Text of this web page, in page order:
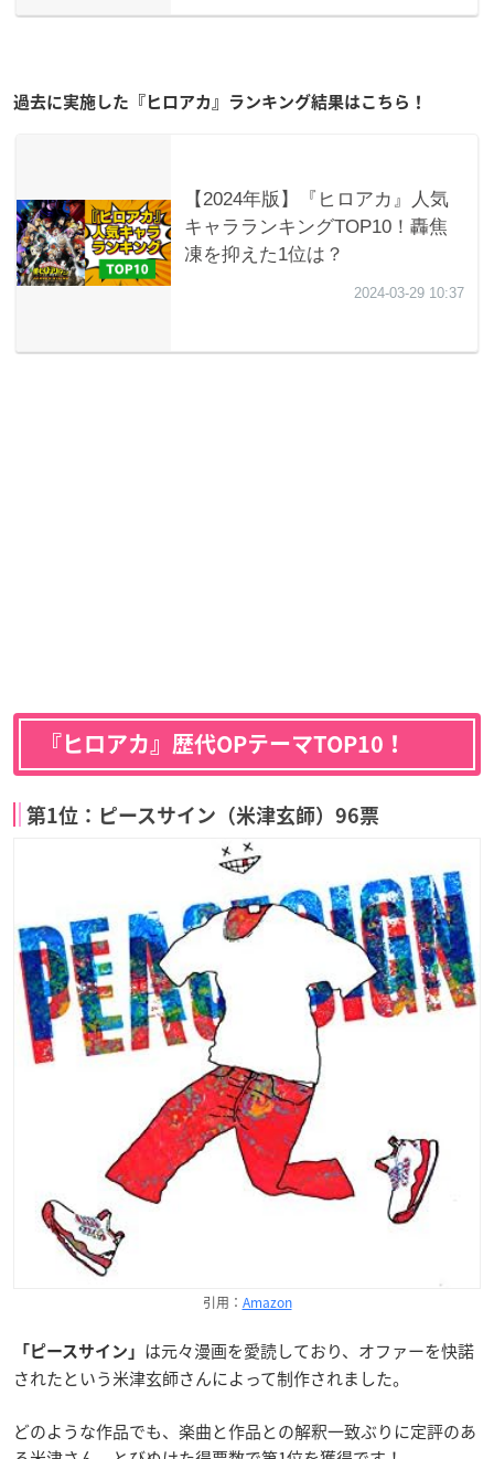
過去に実施した『ヒロアカ』ランキング結果はこちら！
『ヒロアカ』歴代OPテーマTOP10！
第1位：ピースサイン（米津玄師）96票
引用： Amazon
「ピースサイン」 は元々漫画を愛読しており、オファーを快諾
されたという米津玄師さんによって制作されました。
どのような作品でも、楽曲と作品との解釈一致ぶりに定評のあ